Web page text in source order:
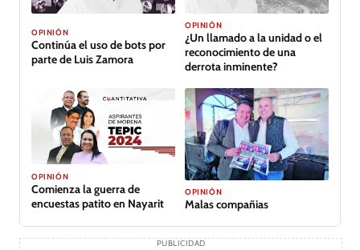
OPINIÓN
Continúa el uso de bots por
parte de Luis Zamora
OPINIÓN
¿Un llamado a la unidad o el
reconocimiento de una
derrota inminente?
OPINIÓN
Comienza la guerra de
encuestas patito en Nayarit
OPINIÓN
Malas compañias
PUBLICIDAD